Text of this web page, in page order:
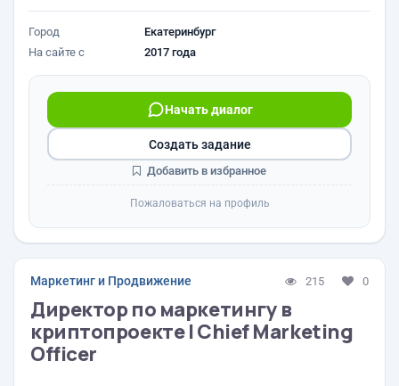
Город
Екатеринбург
На сайте с
2017 года
Начать диалог
Создать задание
Добавить в избранное
Пожаловаться на профиль
Маркетинг и Продвижение 215 0
Директор по маркетингу в
криптопроекте | Chief Marketing
Officer